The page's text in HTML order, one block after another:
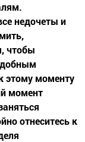
недочеты и
чтобы
этому моменту
момент
отнеситесь к